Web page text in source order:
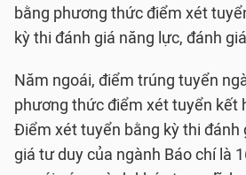
bằng phương thức điểm xét
kỳ thi đánh giá năng lực, đánh
Năm ngoái, điểm trúng tuyển
phương thức điểm xét tuyển kết
Điểm xét tuyển bằng kỳ thi đánh
giá tư duy của ngành Báo chí là